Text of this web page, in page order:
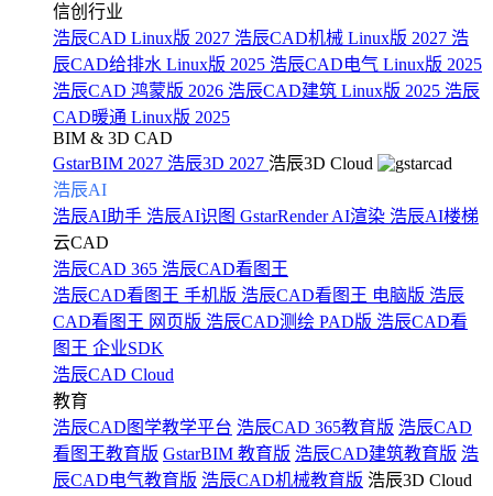
信创行业
浩辰CAD Linux版 2027 浩辰CAD机械 Linux版 2027 浩
辰CAD给排水 Linux版 2025 浩辰CAD电气 Linux版 2025
浩辰CAD 鸿蒙版 2026 浩辰CAD建筑 Linux版 2025 浩辰
CAD暖通 Linux版 2025
BIM & 3D CAD
GstarBIM 2027 浩辰3D 2027 浩辰3D Cloud
浩辰AI
浩辰AI助手 浩辰AI识图 GstarRender AI渲染 浩辰AI楼梯
云CAD
浩辰CAD 365 浩辰CAD看图王
浩辰CAD看图王 手机版 浩辰CAD看图王 电脑版 浩辰
CAD看图王 网页版 浩辰CAD测绘 PAD版 浩辰CAD看
图王 企业SDK
浩辰CAD Cloud
教育
浩辰CAD图学教学平台 浩辰CAD 365教育版 浩辰CAD
看图王教育版 GstarBIM 教育版 浩辰CAD建筑教育版 浩
辰CAD电气教育版 浩辰CAD机械教育版 浩辰3D Cloud